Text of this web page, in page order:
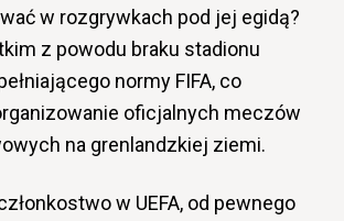
w rozgrywkach pod jej egidą?
z powodu braku stadionu
normy FIFA, co
oficjalnych meczów
na grenlandzkiej ziemi.
w UEFA, od pewnego